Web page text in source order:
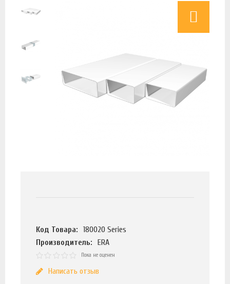
Код Товара:
180020 Series
Производитель:
ERA
Пока не оценен
Написать отзыв